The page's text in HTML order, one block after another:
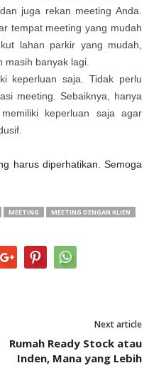
juga rekan meeting Anda.
tempat meeting yang mudah
lahan parkir yang mudah,
masih banyak lagi.
keperluan saja. Tidak perlu
meeting. Sebaiknya, hanya
keperluan saja agar
harus diperhatikan. Semoga
MEETING
MEETING DENGAN KLIEN
Next article
Rumah Ready Stock atau
Inden, Mana yang Lebih